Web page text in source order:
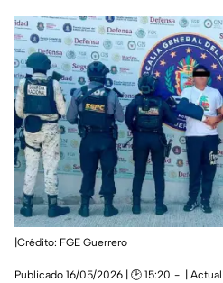
|Crédito: FGE Guerrero
Publicado 16/05/2026 | 🕑 15:20 |